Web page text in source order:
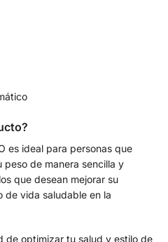
es ideal para personas que
peso de manera sencilla y
que desean mejorar su
de vida saludable en la
de optimizar tu salud y estilo de